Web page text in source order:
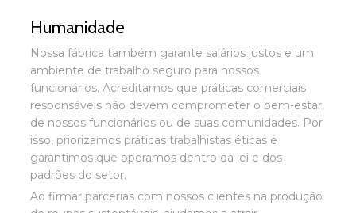
Humanidade
Nossa fábrica também garante salários justos e um
ambiente de trabalho seguro para nossos
funcionários. Acreditamos que práticas comerciais
responsáveis ​​não devem comprometer o bem-estar
de nossos funcionários ou de suas comunidades. Por
isso, priorizamos práticas trabalhistas éticas e
garantimos que operamos dentro da lei e dos
padrões do setor.
Ao firmar parcerias com nossos clientes na produção